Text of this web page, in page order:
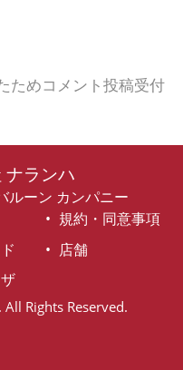
ためコメント投稿受付
ナランハ
ルーン カンパニー
規約・同意事項
店舗
Rights Reserved.